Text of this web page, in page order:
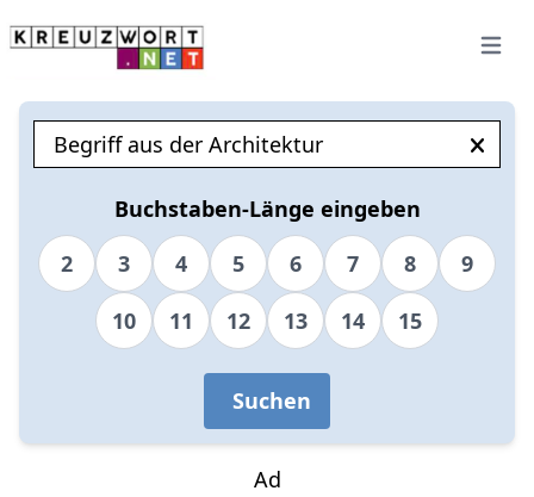
Open
Buchstaben-Länge eingeben
2
3 4 5 6 7 8
9
10
11 12 13 14 15
Suchen
Ad